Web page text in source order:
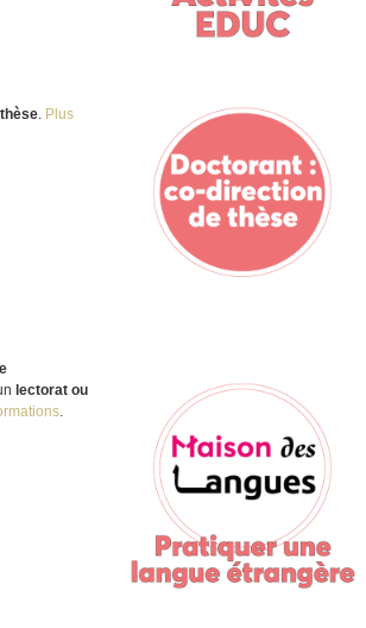
. Plus
lectorat ou
.